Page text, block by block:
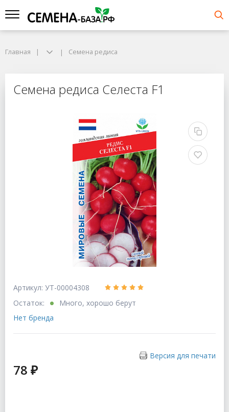
Главная Cемена редиса
Семена редиса Селеста F1
Артикул: УТ-00004308
Остаток:
Много, хорошо берут
Нет бренда
Версия для печати
78 ₽